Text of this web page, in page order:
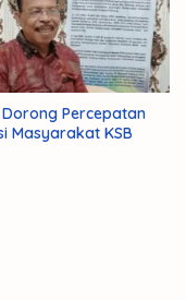
Percepatan
Masyarakat KSB